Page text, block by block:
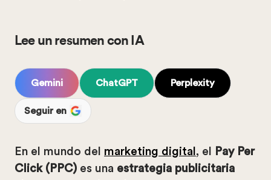
Lee un resumen con IA
Gemini ChatGPT Perplexity
Seguir en
En el mundo del marketing digital , el
Pay Per
Click (PPC) es una estrategia publicitaria